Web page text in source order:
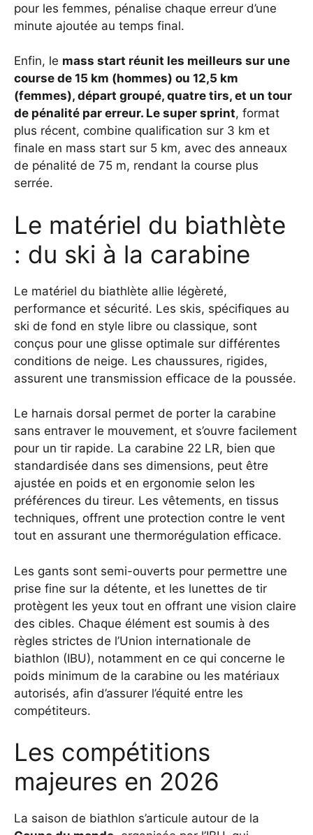
pour les femmes, pénalise chaque erreur d’une
minute ajoutée au temps final.
Enfin, le mass start réunit les meilleurs sur une
course de 15 km (hommes) ou 12,5 km
(femmes), départ groupé, quatre tirs, et un tour
de pénalité par erreur. Le super sprint, format
plus récent, combine qualification sur 3 km et
finale en mass start sur 5 km, avec des anneaux
de pénalité de 75 m, rendant la course plus
serrée.
Le matériel du biathlète
: du ski à la carabine
Le matériel du biathlète allie légèreté,
performance et sécurité. Les skis, spécifiques au
ski de fond en style libre ou classique, sont
conçus pour une glisse optimale sur différentes
conditions de neige. Les chaussures, rigides,
assurent une transmission efficace de la poussée.
Le harnais dorsal permet de porter la carabine
sans entraver le mouvement, et s’ouvre facilement
pour un tir rapide. La carabine 22 LR, bien que
standardisée dans ses dimensions, peut être
ajustée en poids et en ergonomie selon les
préférences du tireur. Les vêtements, en tissus
techniques, offrent une protection contre le vent
tout en assurant une thermorégulation efficace.
Les gants sont semi-ouverts pour permettre une
prise fine sur la détente, et les lunettes de tir
protègent les yeux tout en offrant une vision claire
des cibles. Chaque élément est soumis à des
règles strictes de l’Union internationale de
biathlon (IBU), notamment en ce qui concerne le
poids minimum de la carabine ou les matériaux
autorisés, afin d’assurer l’équité entre les
compétiteurs.
Les compétitions
majeures en 2026
La saison de biathlon s’articule autour de la